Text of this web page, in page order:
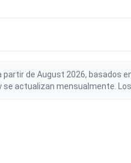
partir de August 2026, basados
actualizan mensualmente.